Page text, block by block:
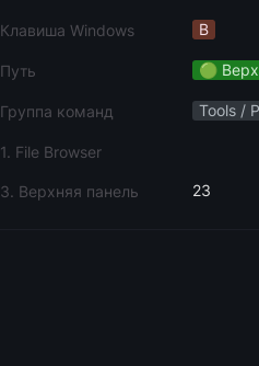
Клавиша Windows B
Путь 🟢
Группа команд Tools /
1. File Browser
3. Верхняя панель 23